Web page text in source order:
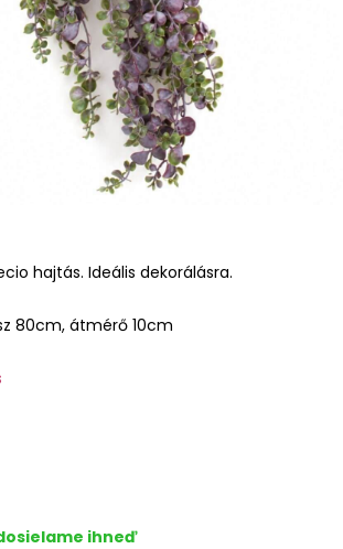
hajtás. Ideális dekorálásra.
80cm, átmérő 10cm
ihneď